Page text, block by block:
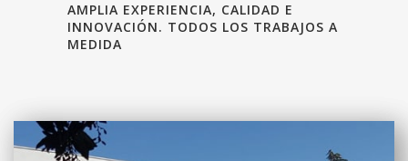
AMPLIA EXPERIENCIA, CALIDAD E
INNOVACIÓN. TODOS LOS TRABAJOS A
MEDIDA